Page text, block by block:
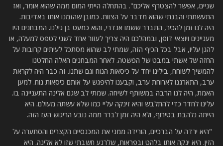
שניים, אפשר להצטרף אליכם". בהתחלה הייתי המום ממה שהוא אומר, ואז
התעשתתי והבנתי שהוא מדבר על הצוות. כמובן שהזמנו אותו באדיבות.
היה לנו זמן להכיר, התברר ששמו אנדרי, והוא כמעט בן גילנו. המבחנים היו
מעניינים ויוצאי דופן, ובמהלכם היה צריך לעזור אחד לשני לטפס למעלה, או
להגן עליו, אבל בכל הכיף הזה, שמתי לב שהוא מסתכל לעיתים קרובות על
החזה של אשתי במבט של הפשטה. לאחר המבחנים האלה החלטנו
להמשיך לשוחח, בילינו יחד על כיסאות הנוח וגם שתנו. זה כבר היה לקראת
ערב, התארגנו לארוחת ערב, וקבענו להיפגש על אותם כיסאות נוח. למען
האמת, היה לנו הרבה במשותף לשיחה. שמתי לב שגם אלינה התעניינה בו.
עלינו לחדר כדי להתלבש והיא זינקה עליי כמו שלא עשתה מעולם. היא
הייתה נלהבת בטירוף, ולא היה זמן לברר ממה נובע הריגוש העז הזה.
"היא ירדה על הברכיים, הורידה ממני את המכנסיים הקצרים והסתערה על
הזין. היא ינקה אותו בלהט ובפראות, שלרגע חשבתי שזו לא אלינה. היא